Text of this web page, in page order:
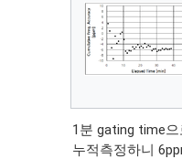
1분 gating time으
누적측정하니